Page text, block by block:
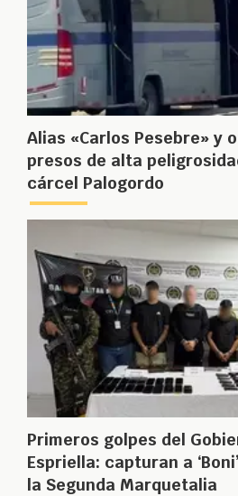
Alias «Carlos Pesebre» y
presos de alta
cárcel Palogordo
Primeros golpes del
Espriella: capturan a
la Segunda Marquetalia